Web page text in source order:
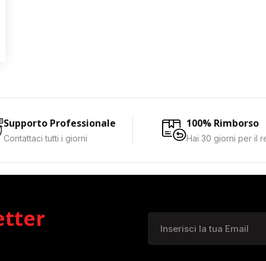
Supporto Professionale
Contattaci tutti i giorni
100% Rimborso
Hai 30 giorni per il